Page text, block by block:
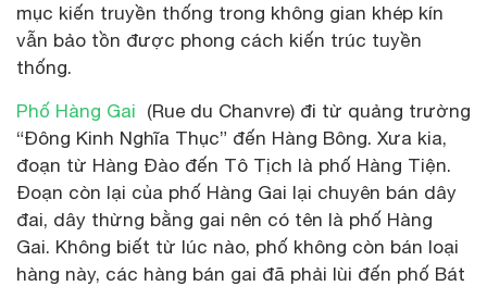
mục kiến truyền thống trong không gian khép kín
vẫn bảo tồn được phong cách kiến trúc tuyền
thống.
Phố Hàng Gai (Rue du Chanvre) đi từ quảng trường
“Đông Kinh Nghĩa Thục” đến Hàng Bông. Xưa kia,
đoạn từ Hàng Đào đến Tô Tịch là phố Hàng Tiện.
Đoạn còn lại của phố Hàng Gai lại chuyên bán dây
đai, dây thừng bằng gai nên có tên là phố Hàng
Gai. Không biết từ lúc nào, phố không còn bán loại
hàng này, các hàng bán gai đã phải lùi đến phố Bát